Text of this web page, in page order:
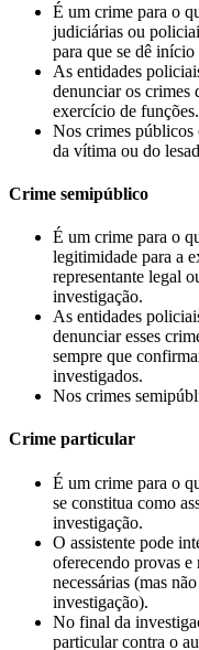
É um crime para o
judiciárias ou
para que se dê
As entidades
denunciar os crimes
exercício de funções.
Nos crimes públicos
da vítima ou do
Crime semipúblico
É um crime para o
legitimidade para a
representante legal
investigação.
As entidades
denunciar esses
sempre que
investigados.
Nos crimes
Crime particular
É um crime para o
se constitua como
investigação.
O assistente pode
oferecendo provas e
necessárias (mas
investigação).
No final da
particular contra o